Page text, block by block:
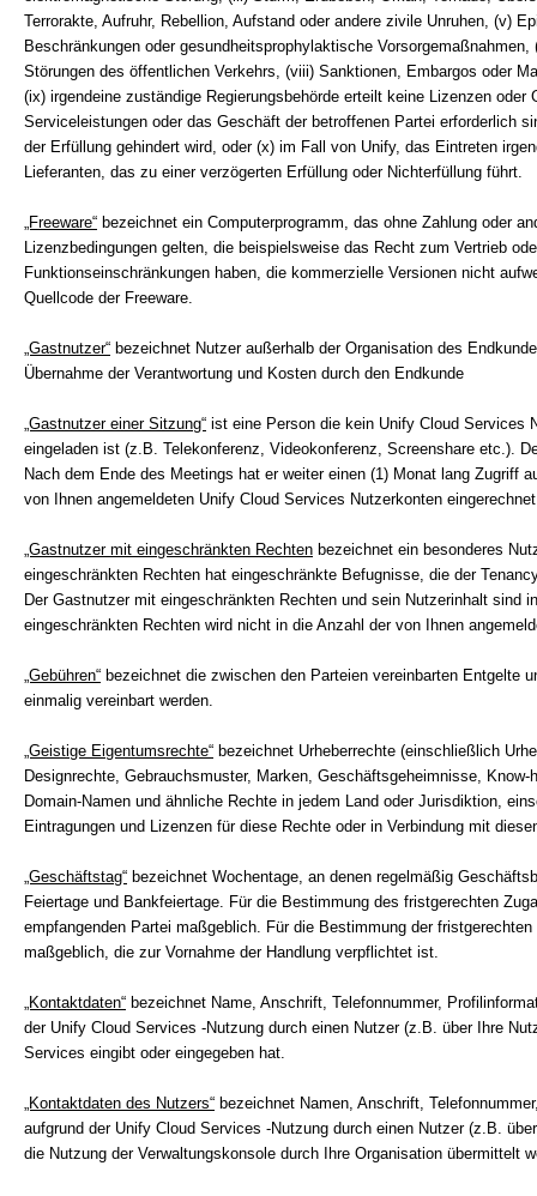
Terrorakte, Aufruhr, Rebellion, Aufstand oder andere zivile Unruhen, (v)
Beschränkungen oder gesundheitsprophylaktische
Störungen des öffentlichen Verkehrs, (viii) Sanktionen, Embargos oder
(ix) irgendeine zuständige Regierungsbehörde erteilt keine Lizenzen
Serviceleistungen oder das Geschäft der betroffenen Partei erforderlich
der Erfüllung gehindert wird, oder (x) im Fall von Unify, das Eintreten
Lieferanten, das zu einer verzögerten Erfüllung oder Nichterfüllung führt.
„Freeware“ bezeichnet ein Computerprogramm, das ohne Zahlung oder
Lizenzbedingungen gelten, die beispielsweise das Recht zum Vertrieb
Funktionseinschränkungen haben, die kommerzielle Versionen nicht
Quellcode der Freeware.
„Gastnutzer“ bezeichnet Nutzer außerhalb der Organisation des
Übernahme der Verantwortung und Kosten durch den Endkunde
„Gastnutzer einer Sitzung“ ist eine Person die kein Unify Cloud Services
eingeladen ist (z.B. Telekonferenz, Videokonferenz, Screenshare etc.).
Nach dem Ende des Meetings hat er weiter einen (1) Monat lang Zugriff
von Ihnen angemeldeten Unify Cloud Services Nutzerkonten
„Gastnutzer mit eingeschränkten Rechten bezeichnet ein besonderes
eingeschränkten Rechten hat eingeschränkte Befugnisse, die der
Der Gastnutzer mit eingeschränkten Rechten und sein Nutzerinhalt
eingeschränkten Rechten wird nicht in die Anzahl der von Ihnen
„Gebühren“ bezeichnet die zwischen den Parteien vereinbarten Entgelte
einmalig vereinbart werden.
„Geistige Eigentumsrechte“ bezeichnet Urheberrechte (einschließlich
Designrechte, Gebrauchsmuster, Marken, Geschäftsgeheimnisse,
Domain-Namen und ähnliche Rechte in jedem Land oder Jurisdiktion,
Eintragungen und Lizenzen für diese Rechte oder in Verbindung mit
„Geschäftstag“ bezeichnet Wochentage, an denen regelmäßig
Feiertage und Bankfeiertage. Für die Bestimmung des fristgerechten
empfangenden Partei maßgeblich. Für die Bestimmung der
maßgeblich, die zur Vornahme der Handlung verpflichtet ist.
„Kontaktdaten“ bezeichnet Name, Anschrift, Telefonnummer,
der Unify Cloud Services -Nutzung durch einen Nutzer (z.B. über Ihre
Services eingibt oder eingegeben hat.
„Kontaktdaten des Nutzers“ bezeichnet Namen, Anschrift,
aufgrund der Unify Cloud Services -Nutzung durch einen Nutzer (z.B.
die Nutzung der Verwaltungskonsole durch Ihre Organisation übermittelt